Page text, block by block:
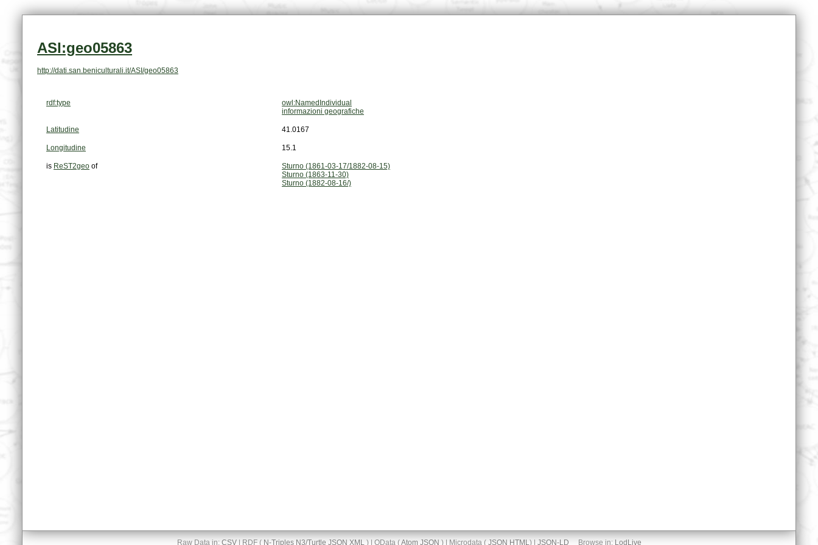
ASI:geo05863
http://dati.san.beniculturali.it/ASI/geo05863
rdf:type
owl:NamedIndividual
informazioni geografiche
Latitudine 41.0167
Longitudine 15.1
is ReST2geo of
Sturno (1861-03-17/1882-08-15)
Sturno (1863-11-30)
Sturno (1882-08-16/)
Raw Data in: CSV| RDF ( N-Triples N3/Turtle JSON XML) | OData (Atom JSON ) | Microdata ( JSON HTML) | JSON-LD Browse in: LodLive